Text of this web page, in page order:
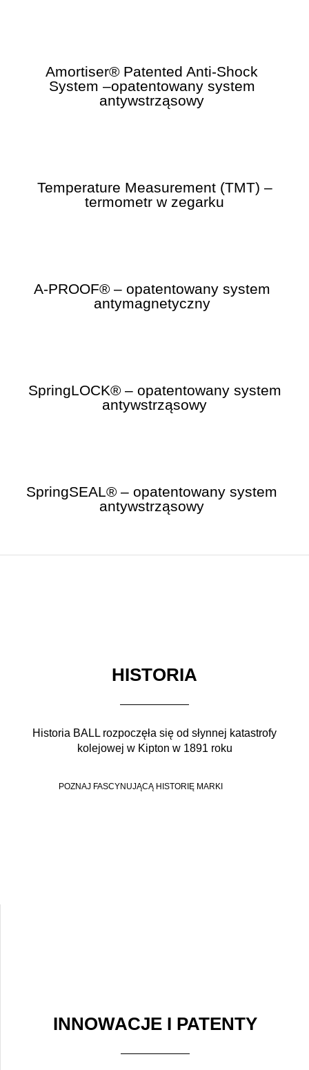
Amortiser® Patented Anti-Shock
System –opatentowany system
antywstrząsowy
Temperature Measurement (TMT) –
termometr w zegarku
A-PROOF® – opatentowany system
antymagnetyczny
SpringLOCK® – opatentowany system
antywstrząsowy
SpringSEAL® – opatentowany system
antywstrząsowy
HISTORIA
Historia BALL rozpoczęła się od słynnej katastrofy
kolejowej w Kipton w 1891 roku
POZNAJ FASCYNUJĄCĄ HISTORIĘ MARKI
INNOWACJE I PATENTY